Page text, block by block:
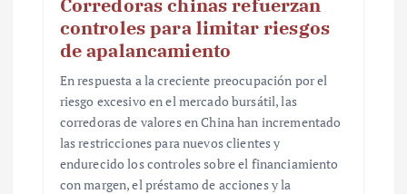
controles para limitar riesgos
de apalancamiento
En respuesta a la creciente preocupación por el
riesgo excesivo en el mercado bursátil, las
corredoras de valores en China han incrementado
las restricciones para nuevos clientes y
endurecido los controles sobre el financiamiento
con margen, el préstamo de acciones y la